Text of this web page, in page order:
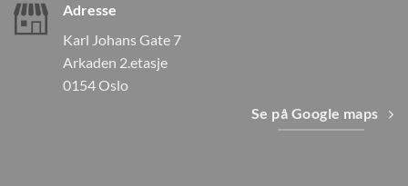
Adresse
Karl Johans Gate 7
Arkaden 2.etasje
0154 Oslo
Se på Google maps